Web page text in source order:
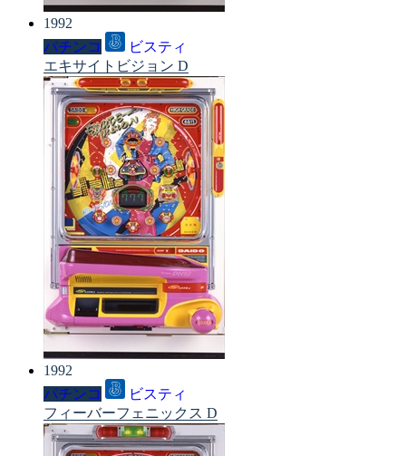
1992
パチンコ
ビスティ
エキサイトビジョン D
1992
パチンコ
ビスティ
フィーバーフェニックス D